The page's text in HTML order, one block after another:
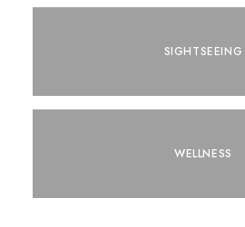
SIGHTSEEING
WELLNESS